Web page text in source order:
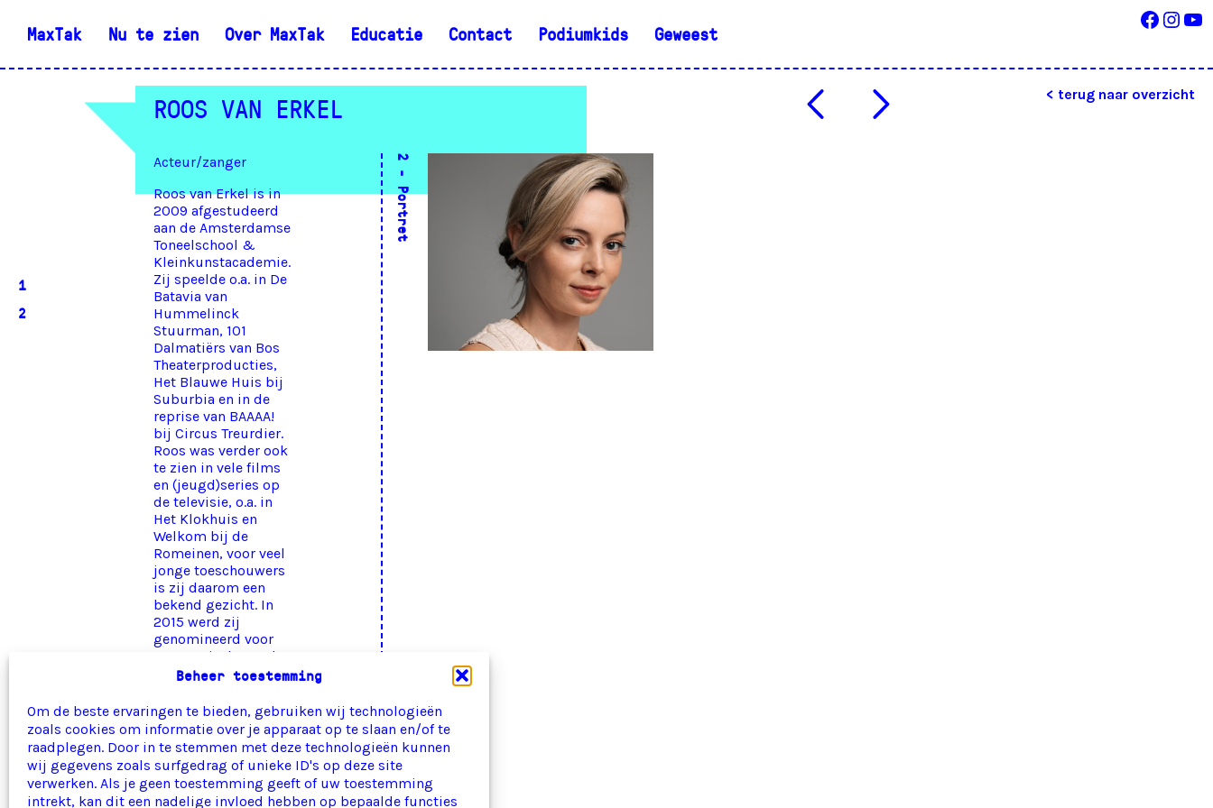
Beheer toestemming
Om de beste ervaringen te bieden, gebruiken wij technologieën
zoals cookies om informatie over je apparaat op te slaan en/of te
raadplegen. Door in te stemmen met deze technologieën kunnen
wij gegevens zoals surfgedrag of unieke ID's op deze site
verwerken. Als je geen toestemming geeft of uw toestemming
intrekt, kan dit een nadelige invloed hebben op bepaalde functies
MaxTak Nu te zien Over MaxTak Educatie Contact Podiumkids Geweest
ROOS VAN ERKEL < terug naar overzicht
Acteur/zanger
Roos van Erkel is in
2009 afgestudeerd
aan de Amsterdamse
Toneelschool &
Kleinkunstacademie.
Zij speelde o.a. in De
Batavia van
Hummelinck
Stuurman, 101
Dalmatiërs van Bos
Theaterproducties,
Het Blauwe Huis bij
Suburbia en in de
reprise van BAAAA!
bij Circus Treurdier.
Roos was verder ook
te zien in vele films
en (jeugd)series op
de televisie, o.a. in
Het Klokhuis en
Welkom bij de
Romeinen, voor veel
jonge toeschouwers
is zij daarom een
bekend gezicht. In
2015 werd zij
genomineerd voor
een Musical Award
voor beste
in Het meisje met
het rode haar. Bij
MaxTak is Roos te
zien en horen als
Xantippe in Het best
bewaarde geluid ter
1
2